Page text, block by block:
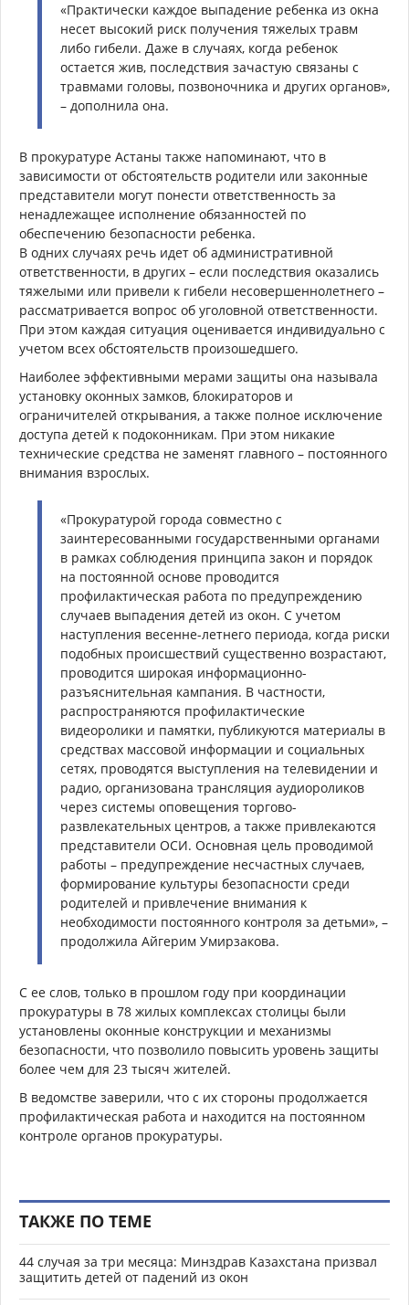
«Практически каждое выпадение ребенка из окна
несет высокий риск получения тяжелых травм
либо гибели. Даже в случаях, когда ребенок
остается жив, последствия зачастую связаны с
травмами головы, позвоночника и других органов»,
– дополнила она.
В прокуратуре Астаны также напоминают, что в
зависимости от обстоятельств родители или законные
представители могут понести ответственность за
ненадлежащее исполнение обязанностей по
обеспечению безопасности ребенка.
В одних случаях речь идет об административной
ответственности, в других – если последствия оказались
тяжелыми или привели к гибели несовершеннолетнего –
рассматривается вопрос об уголовной ответственности.
При этом каждая ситуация оценивается индивидуально с
учетом всех обстоятельств произошедшего.
Наиболее эффективными мерами защиты она называла
установку оконных замков, блокираторов и
ограничителей открывания, а также полное исключение
доступа детей к подоконникам. При этом никакие
технические средства не заменят главного – постоянного
внимания взрослых.
«Прокуратурой города совместно с
заинтересованными государственными органами
в рамках соблюдения принципа закон и порядок
на постоянной основе проводится
профилактическая работа по предупреждению
случаев выпадения детей из окон. С учетом
наступления весенне-летнего периода, когда риски
подобных происшествий существенно возрастают,
проводится широкая информационно-
разъяснительная кампания. В частности,
распространяются профилактические
видеоролики и памятки, публикуются материалы в
средствах массовой информации и социальных
сетях, проводятся выступления на телевидении и
радио, организована трансляция аудиороликов
через системы оповещения торгово-
развлекательных центров, а также привлекаются
представители ОСИ. Основная цель проводимой
работы – предупреждение несчастных случаев,
формирование культуры безопасности среди
родителей и привлечение внимания к
необходимости постоянного контроля за детьми», –
продолжила Айгерим Умирзакова.
С ее слов, только в прошлом году при координации
прокуратуры в 78 жилых комплексах столицы были
установлены оконные конструкции и механизмы
безопасности, что позволило повысить уровень защиты
более чем для 23 тысяч жителей.
В ведомстве заверили, что с их стороны продолжается
профилактическая работа и находится на постоянном
контроле органов прокуратуры.
ТАКЖЕ ПО ТЕМЕ
44 случая за три месяца: Минздрав Казахстана призвал
защитить детей от падений из окон